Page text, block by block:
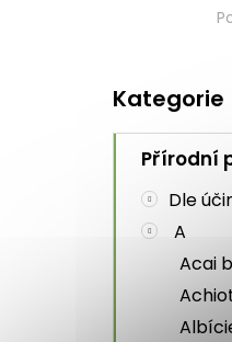
kategorie
Kategorie
Přírodní
Dle
A
Acai